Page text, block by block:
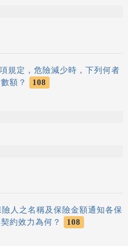
規定，危險減少時，下列何者
額？
108
人之名稱及保險金額通知各保
約效力為何？
108